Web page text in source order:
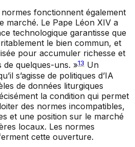
fonctionnent également
marché. Le Pape Léon XIV a
technologique garantisse que
le bien commun, et
pour accumuler richesse et
quelques-uns. »13 Un
s’agisse de politiques d’IA
de données liturgiques
la condition qui permet
des normes incompatibles,
et une position sur le marché
locaux. Les normes
cette ouverture.